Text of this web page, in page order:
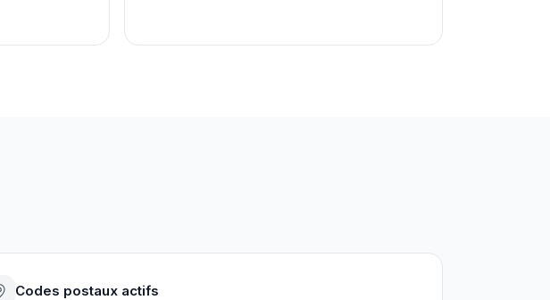
Codes postaux actifs